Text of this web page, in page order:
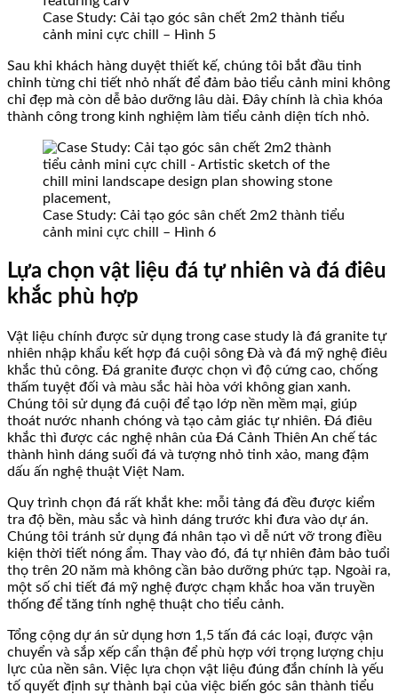
Case Study: Cải tạo góc sân chết 2m2 thành tiểu
cảnh mini cực chill – Hình 5
Sau khi khách hàng duyệt thiết kế, chúng tôi bắt đầu tinh
chỉnh từng chi tiết nhỏ nhất để đảm bảo tiểu cảnh mini không
chỉ đẹp mà còn dễ bảo dưỡng lâu dài. Đây chính là chìa khóa
thành công trong kinh nghiệm làm tiểu cảnh diện tích nhỏ.
Case Study: Cải tạo góc sân chết 2m2 thành tiểu
cảnh mini cực chill – Hình 6
Lựa chọn vật liệu đá tự nhiên và đá điêu
khắc phù hợp
Vật liệu chính được sử dụng trong case study là đá granite tự
nhiên nhập khẩu kết hợp đá cuội sông Đà và đá mỹ nghệ điêu
khắc thủ công. Đá granite được chọn vì độ cứng cao, chống
thấm tuyệt đối và màu sắc hài hòa với không gian xanh.
Chúng tôi sử dụng đá cuội để tạo lớp nền mềm mại, giúp
thoát nước nhanh chóng và tạo cảm giác tự nhiên. Đá điêu
khắc thì được các nghệ nhân của Đá Cảnh Thiên An chế tác
thành hình dáng suối đá và tượng nhỏ tinh xảo, mang đậm
dấu ấn nghệ thuật Việt Nam.
Quy trình chọn đá rất khắt khe: mỗi tảng đá đều được kiểm
tra độ bền, màu sắc và hình dáng trước khi đưa vào dự án.
Chúng tôi tránh sử dụng đá nhân tạo vì dễ nứt vỡ trong điều
kiện thời tiết nóng ẩm. Thay vào đó, đá tự nhiên đảm bảo tuổi
thọ trên 20 năm mà không cần bảo dưỡng phức tạp. Ngoài ra,
một số chi tiết đá mỹ nghệ được chạm khắc hoa văn truyền
thống để tăng tính nghệ thuật cho tiểu cảnh.
Tổng cộng dự án sử dụng hơn 1,5 tấn đá các loại, được vận
chuyển và sắp xếp cẩn thận để phù hợp với trọng lượng chịu
lực của nền sân. Việc lựa chọn vật liệu đúng đắn chính là yếu
tố quyết định sự thành bại của việc biến góc sân thành tiểu